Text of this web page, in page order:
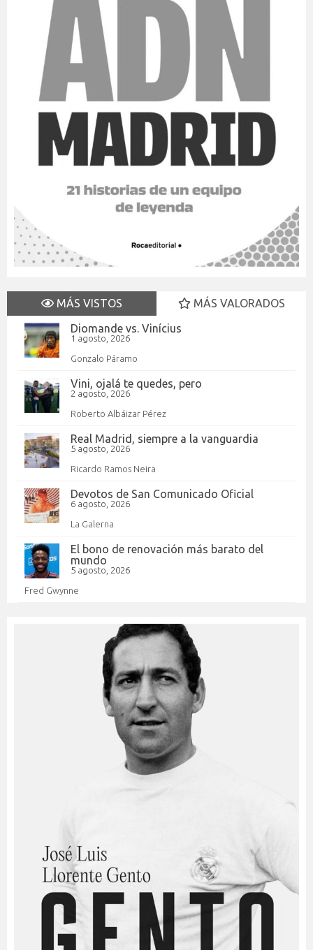
MÁS VISTOS
MÁS VALORADOS
Diomande vs. Vinícius
1 agosto, 2026
Gonzalo Páramo
Vini, ojalá te quedes, pero
2 agosto, 2026
Roberto Albáizar Pérez
Real Madrid, siempre a la vanguardia
5 agosto, 2026
Ricardo Ramos Neira
Devotos de San Comunicado Oficial
6 agosto, 2026
La Galerna
El bono de renovación más barato del
mundo
5 agosto, 2026
Fred Gwynne